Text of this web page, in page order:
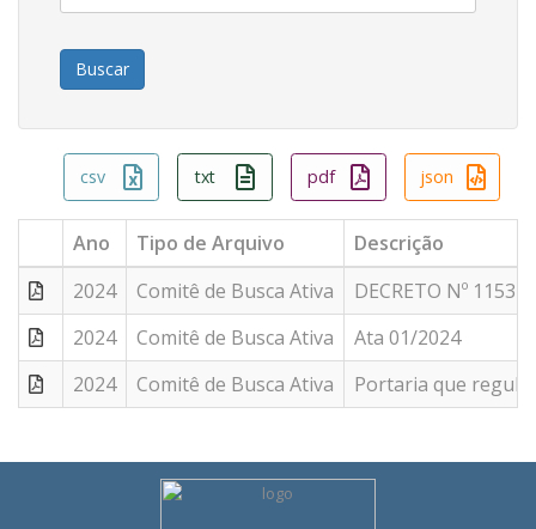
csv txt pdf json
Ano Tipo de Arquivo
Descrição
2024
Comitê de Busca Ativa
DECRETO Nº 1153
2024
Comitê de Busca Ativa
Ata 01/2024
2024
Comitê de Busca Ativa Portaria que